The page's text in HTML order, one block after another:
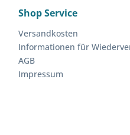
Shop Service
Versandkosten
Informationen für
AGB
Impressum